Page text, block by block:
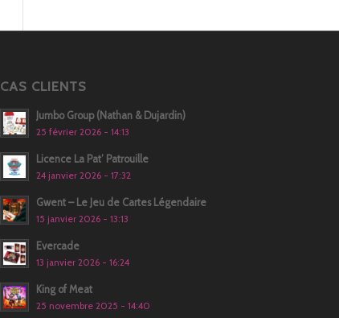
CAS CLIENTS
Jumbo Group (Nathan & Dujardin)
25 février 2026 - 14:13
Licence La Pat’ Patrouille
24 janvier 2026 - 17:32
Gwent – Le Jeu de Cartes Légendaire
15 janvier 2026 - 13:13
Evercade
13 janvier 2026 - 16:24
King of Meat
25 novembre 2025 - 14:40